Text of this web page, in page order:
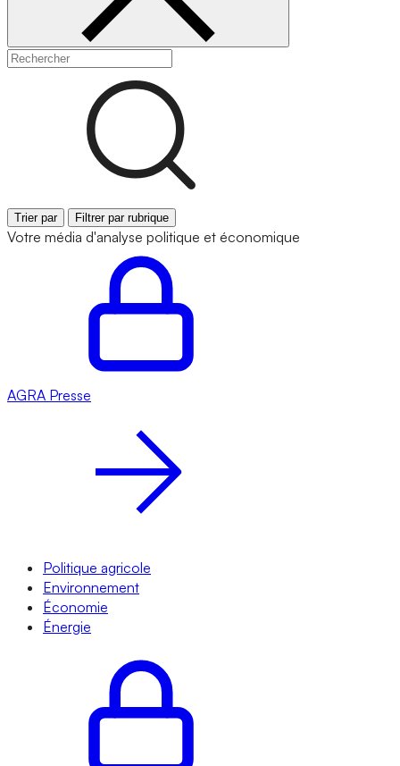
Trier par Filtrer par rubrique
Votre média d'analyse politique et économique
AGRA Presse
Politique agricole
Environnement
Économie
Énergie